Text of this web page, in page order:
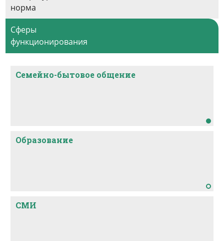
супругов, но в настоящее время вне этнической
группы ТЭ никто не владеет.
Все носители ТЭ владеют русским языком.
норма
Сферы
функционирования
Семейно-бытовое общение
Образование
СМИ